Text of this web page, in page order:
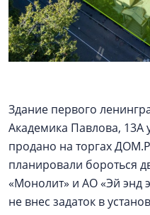
Здание первого
Академика Павлова, 13А
продано на торгах
планировали бороться
«Монолит» и АО «Эй энд
не внес задаток в